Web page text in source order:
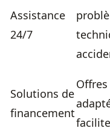
Assistance
24/7
Solutions de
financement